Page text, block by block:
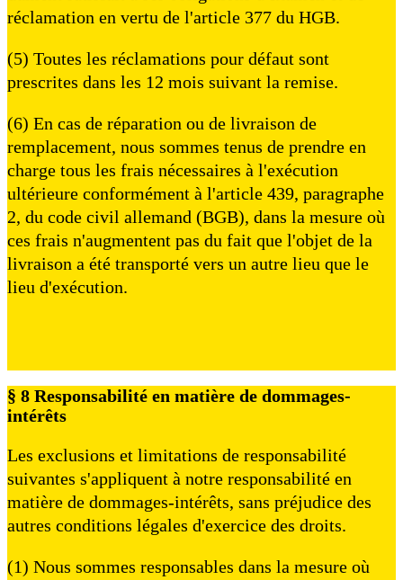
réclamation en vertu de l'article 377 du HGB.
(5) Toutes les réclamations pour défaut sont
prescrites dans les 12 mois suivant la remise.
(6) En cas de réparation ou de livraison de
remplacement, nous sommes tenus de prendre en
charge tous les frais nécessaires à l'exécution
ultérieure conformément à l'article 439, paragraphe
2, du code civil allemand (BGB), dans la mesure où
ces frais n'augmentent pas du fait que l'objet de la
livraison a été transporté vers un autre lieu que le
lieu d'exécution.
§ 8 Responsabilité en matière de dommages-
intérêts
Les exclusions et limitations de responsabilité
suivantes s'appliquent à notre responsabilité en
matière de dommages-intérêts, sans préjudice des
autres conditions légales d'exercice des droits.
(1) Nous sommes responsables dans la mesure où